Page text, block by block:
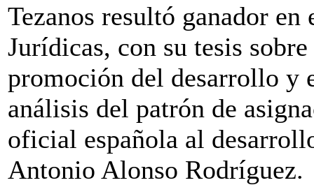
Tezanos resultó ganador
Jurídicas, con su tesis
promoción del desarrollo y
análisis del patrón de
oficial española al
Antonio Alonso Rodríguez.